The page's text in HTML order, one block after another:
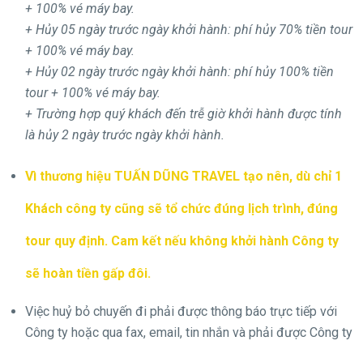
+ 100% vé máy bay.
+ Hủy 05 ngày trước ngày khởi hành: phí hủy 70% tiền tour
+ 100% vé máy bay.
+ Hủy 02 ngày trước ngày khởi hành: phí hủy 100% tiền
tour + 100% vé máy bay.
+ Trường hợp quý khách đến trễ giờ khởi hành được tính
là hủy 2 ngày trước ngày khởi hành.
Vì thương hiệu TUẤN DŨNG TRAVEL tạo nên, dù chỉ 1
Khách công ty cũng sẽ tổ chức đúng lịch trình, đúng
tour quy định. Cam kết nếu không khởi hành Công ty
sẽ hoàn tiền gấp đôi.
Việc huỷ bỏ chuyến đi phải được thông báo trực tiếp với
Công ty hoặc qua fax, email, tin nhắn và phải được Công ty